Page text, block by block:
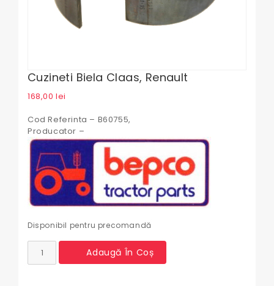
Cuzineti Biela Claas, Renault
168,00lei
Cod Referinta – B60755,
Producator –
Disponibil pentru precomandă
Cantitate
Cuzineti
Adaugă În Coș